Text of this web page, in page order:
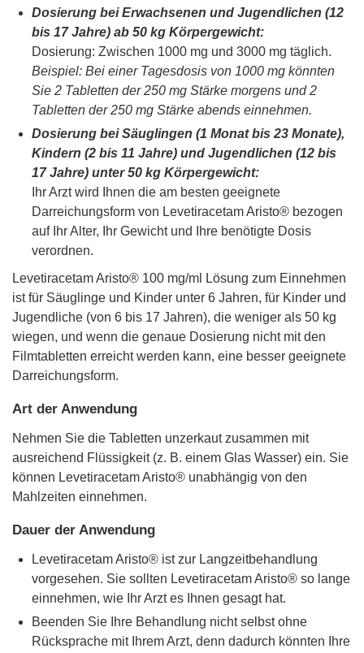
Dosierung bei Erwachsenen und Jugendlichen (12
bis 17 Jahre) ab 50 kg Körpergewicht:
Dosierung: Zwischen 1000 mg und 3000 mg täglich.
Beispiel: Bei einer Tagesdosis von 1000 mg könnten
Sie 2 Tabletten der 250 mg Stärke morgens und 2
Tabletten der 250 mg Stärke abends einnehmen.
Dosierung bei Säuglingen (1 Monat bis 23 Monate),
Kindern (2 bis 11 Jahre) und Jugendlichen (12 bis
17 Jahre) unter 50 kg Körpergewicht:
Ihr Arzt wird Ihnen die am besten geeignete
Darreichungsform von Levetiracetam Aristo® bezogen
auf Ihr Alter, Ihr Gewicht und Ihre benötigte Dosis
verordnen.
Levetiracetam Aristo® 100 mg/ml Lösung zum Einnehmen
ist für Säuglinge und Kinder unter 6 Jahren, für Kinder und
Jugendliche (von 6 bis 17 Jahren), die weniger als 50 kg
wiegen, und wenn die genaue Dosierung nicht mit den
Filmtabletten erreicht werden kann, eine besser geeignete
Darreichungsform.
Art der Anwendung
Nehmen Sie die Tabletten unzerkaut zusammen mit
ausreichend Flüssigkeit (z. B. einem Glas Wasser) ein. Sie
können Levetiracetam Aristo® unabhängig von den
Mahlzeiten einnehmen.
Dauer der Anwendung
Levetiracetam Aristo® ist zur Langzeitbehandlung
vorgesehen. Sie sollten Levetiracetam Aristo® so lange
einnehmen, wie Ihr Arzt es Ihnen gesagt hat.
Beenden Sie Ihre Behandlung nicht selbst ohne
Rücksprache mit Ihrem Arzt, denn dadurch könnten Ihre